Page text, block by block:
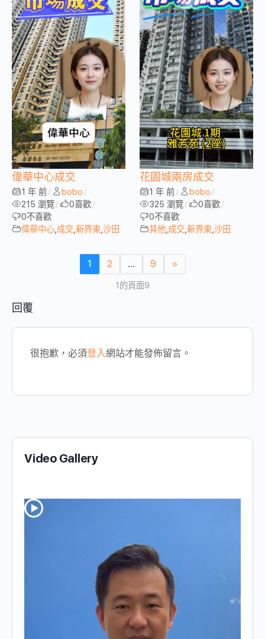
偉華中心成交
1 年 前 / bobo /
215 瀏覽 / 0喜歡 /
0不喜歡
偉華中心 成交 新界東 沙田
花園城兩房成交
1 年 前 / bobo /
325 瀏覽 / 0喜歡 /
0不喜歡
其他 成交 新界東 沙田
1 2 ... 9 »
1的頁面9
回覆
很抱歉，必須登入網站才能發佈留言。
Video Gallery